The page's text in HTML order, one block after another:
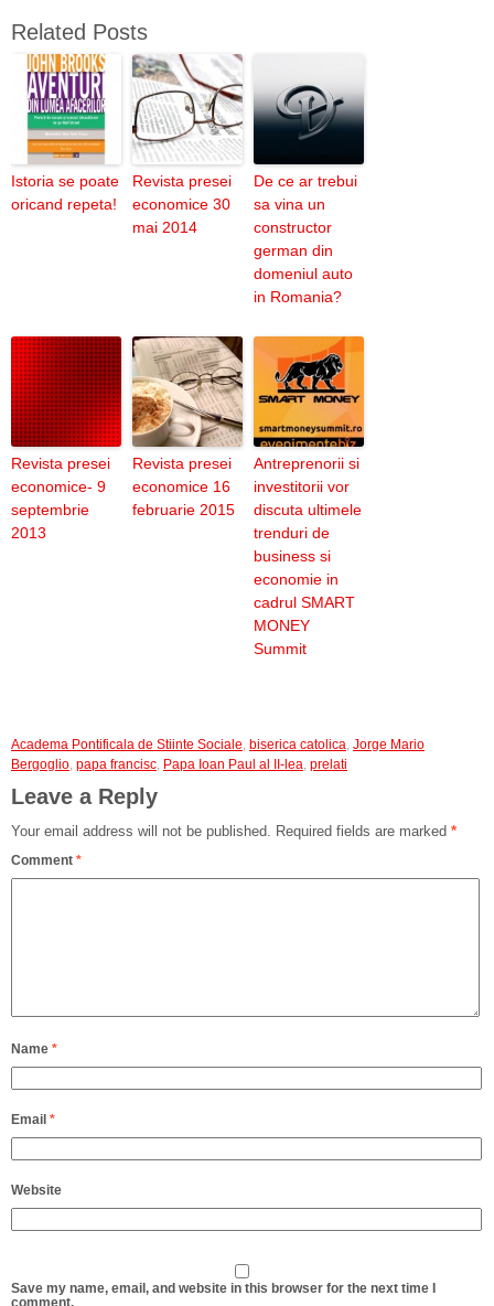
Related Posts
Istoria se poate
oricand repeta!
Revista presei
economice 30
mai 2014
De ce ar trebui
sa vina un
constructor
german din
domeniul auto
in Romania?
Revista presei
economice- 9
septembrie
2013
Revista presei
economice 16
februarie 2015
Antreprenorii si
investitorii vor
discuta ultimele
trenduri de
business si
economie in
cadrul SMART
MONEY
Summit
Academa Pontificala de Stiinte Sociale, biserica catolica, Jorge Mario
Bergoglio, papa francisc, Papa Ioan Paul al II-lea, prelati
Leave a Reply
Your email address will not be published. Required fields are marked *
Comment *
Name *
Email *
Website
Save my name, email, and website in this browser for the next time I
comment.